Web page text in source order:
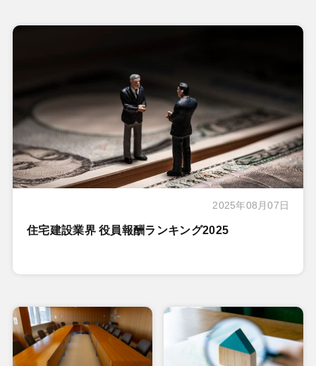
2025年08月07日
住宅建設業界 役員報酬ランキング2025